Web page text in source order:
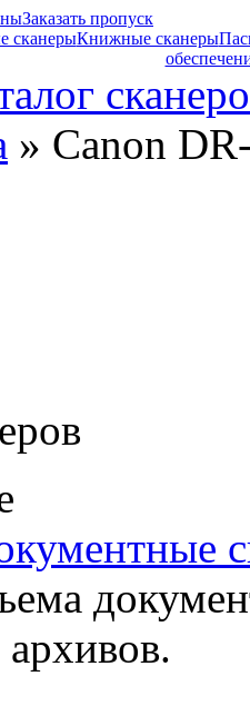
Заказать пропуск
сканерыКнижные сканеры
» Canon